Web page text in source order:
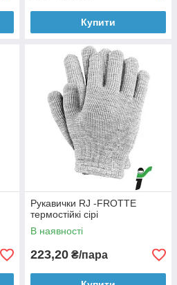
Купити
Рукавички RJ -FROTTE
термостійкі сірі
В наявності
223,20 ₴/пара